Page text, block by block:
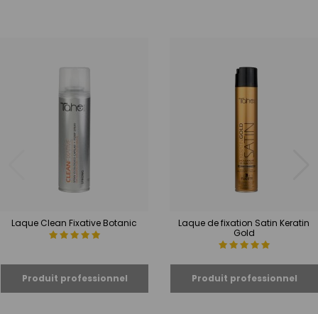
Laque Clean Fixative Botanic
Laque de fixation Satin Keratin
Gold